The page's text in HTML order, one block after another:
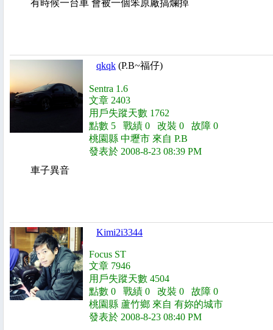
有時候一台車 會被一個笨原廠搞爛掉
qkqk (P.B~福仔)
Sentra 1.6
文章 2403
用戶失蹤天數 1762
點數 5 戰績 0 改裝 0 故障 0
桃園縣 中壢市 來自 P.B
發表於 2008-8-23 08:39 PM
車子異音
Kimi2i3344
Focus ST
文章 7946
用戶失蹤天數 4504
點數 0 戰績 0 改裝 0 故障 0
桃園縣 蘆竹鄉 來自 有妳的城市
發表於 2008-8-23 08:40 PM